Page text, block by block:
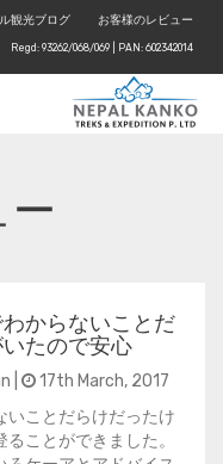
観光ブログ お客様のレビュー
Regd: 93262/068/069 | PAN: 602342014
からないことだ
たので安心
|
17th March, 2017
いことだらけだったけ
ことができました。